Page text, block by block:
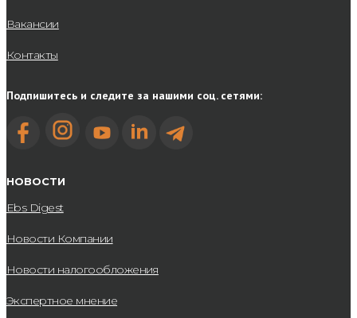
Вакансии
Контакты
Подпишитесь и следите за нашими соц. сетями:
НОВОСТИ
Ebs Digest
Новости Компании
Новости налогообложения
Экспертное мнение